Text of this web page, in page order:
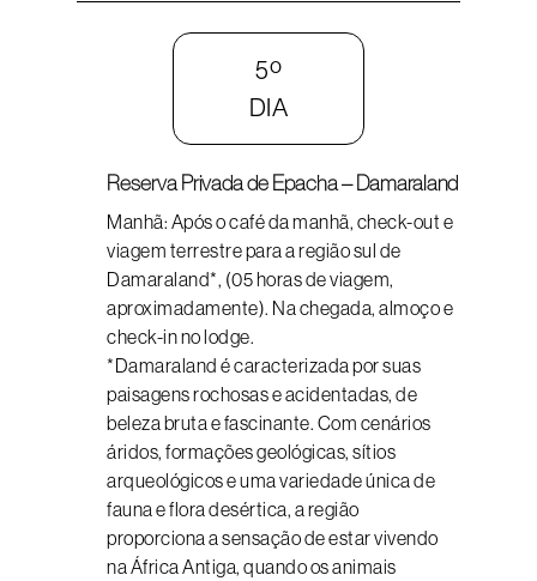
5º
DIA
Reserva Privada de Epacha – Damaraland
Manhã: Após o café da manhã, check-out e
viagem terrestre para a região sul de
Damaraland*, (05 horas de viagem,
aproximadamente). Na chegada, almoço e
check-in no lodge.
*Damaraland é caracterizada por suas
paisagens rochosas e acidentadas, de
beleza bruta e fascinante. Com cenários
áridos, formações geológicas, sítios
arqueológicos e uma variedade única de
fauna e flora desértica, a região
proporciona a sensação de estar vivendo
na África Antiga, quando os animais